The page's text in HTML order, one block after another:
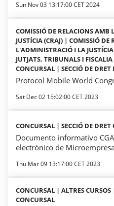
Sun Nov 03 13:17:00 CET 2024
COMISSIÓ DE RELACIONS
JUSTÍCIA (CRAJ) | COMISSIÓ DE
L'ADMINISTRACIÓ I LA
JUTJATS, TRIBUNALS I
CONCURSAL | SECCIÓ DE
Protocol Mobile World
Sat Dec 02 15:02:00 CET 2023
CONCURSAL | SECCIÓ DE DRET
Documento informativo
electrónico de
Thu Mar 09 13:17:00 CET 2023
CONCURSAL | ALTRES CURSOS
CONCURSAL